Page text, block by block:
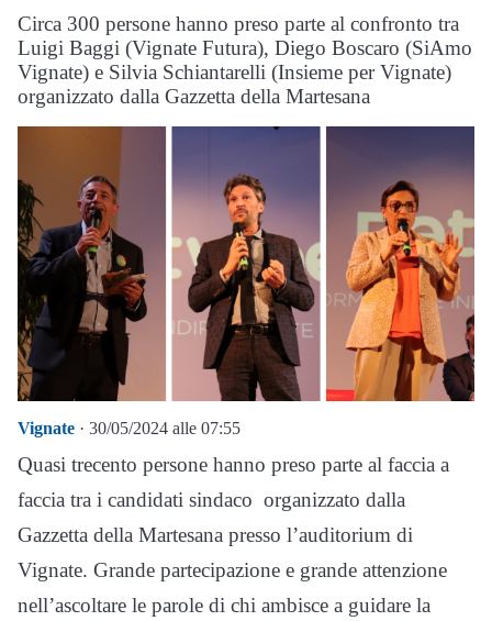
Circa 300 persone hanno preso parte al confronto tra
Luigi Baggi (Vignate Futura), Diego Boscaro (SiAmo
Vignate) e Silvia Schiantarelli (Insieme per Vignate)
organizzato dalla Gazzetta della Martesana
Vignate · 30/05/2024 alle 07:55
Quasi trecento persone hanno preso parte al faccia a
faccia tra i candidati sindaco organizzato dalla
Gazzetta della Martesana presso l’auditorium di
Vignate. Grande partecipazione e grande attenzione
nell’ascoltare le parole di chi ambisce a guidare la